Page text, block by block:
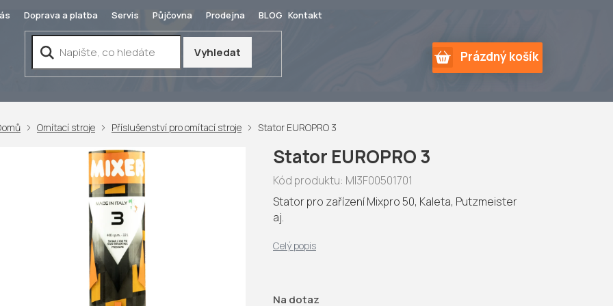
Doprava a platba Servis Půjčovna Prodejna BLOG Kontakt
Vyhledat
NÁKUPNÍ
KOŠÍK
Prázdný košík
Na dotaz
Stator pro zařízení Mixpro 50, Kaleta, Putzmeister
aj.
Celý popis
Stator EUROPRO 3
Kód produktu: MI3F00501701
Omítací stroje Příslušenství pro omítací stroje Stator EUROPRO 3